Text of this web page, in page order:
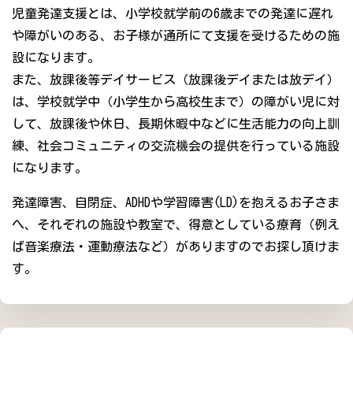
児童発達支援とは、小学校就学前の6歳までの発達に遅れ
や障がいのある、お子様が通所にて支援を受けるための施
設になります。
また、放課後等デイサービス（放課後デイまたは放デイ）
は、学校就学中（小学生から高校生まで）の障がい児に対
して、放課後や休日、長期休暇中などに生活能力の向上訓
練、社会コミュニティの交流機会の提供を行っている施設
になります。
発達障害、自閉症、ADHDや学習障害(LD)を抱えるお子さま
へ、それぞれの施設や教室で、得意としている療育（例え
ば音楽療法・運動療法など）がありますのでお探し頂けま
す。